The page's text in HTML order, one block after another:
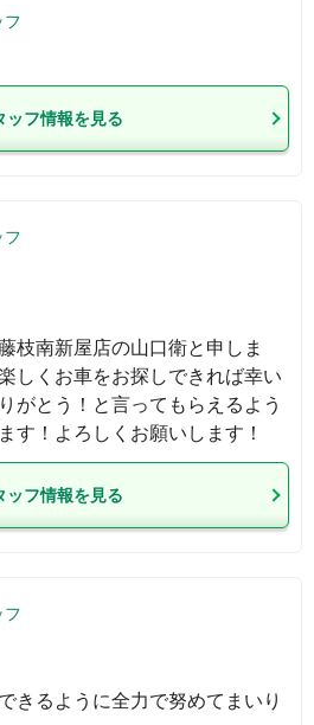
フ
ッフ情報を見る
フ
枝南新屋店の山口衛と申しま
しくお車をお探しできれば幸い
がとう！と言ってもらえるよう
す！よろしくお願いします！
ッフ情報を見る
フ
きるように全力で努めてまいり